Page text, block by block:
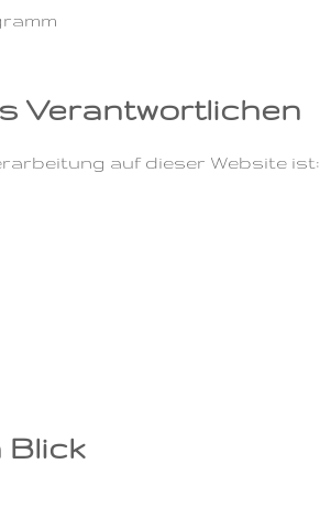
Verantwortlichen
auf dieser Website ist:
Blick